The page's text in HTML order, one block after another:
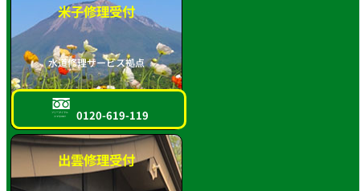
米子修理受付
水道修理サービス拠点
フリーダイヤル
スマホOK!! 0120-619-119
出雲修理受付